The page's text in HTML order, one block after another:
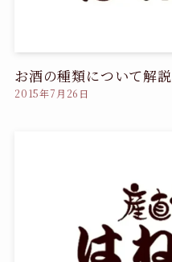
お酒の種類について解説
2015年7月26日